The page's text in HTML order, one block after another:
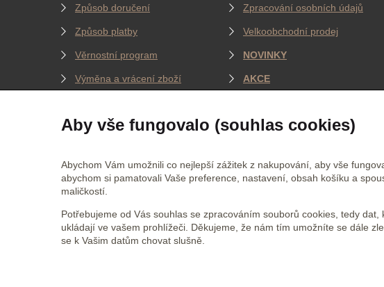
Aby vše fungovalo (souhlas cookies)
Abychom Vám umožnili co nejlepší zážitek z nakupování, aby vše
abychom si pamatovali Vaše preference, nastavení, obsah košíku a
maličkostí.
Potřebujeme od Vás souhlas se zpracováním souborů cookies, tedy dat,
ukládají ve vašem prohlížeči. Děkujeme, že nám tím umožníte se dále
se k Vašim datům chovat slušně.
Způsob doručení
Způsob platby
Věrnostní program
Výměna a vrácení zboží
Zpracování osobních údajů
Velkoobchodní prodej
NOVINKY
AKCE
JSME NA SOCIÁLNÍCH SÍTÍCH
Jsme naFacebooku
Jsme na
CERTIFIKACE
certifikaci